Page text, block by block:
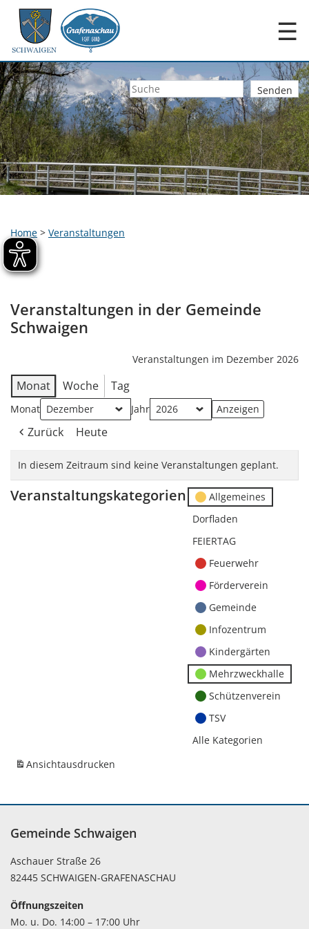
☰
Home > Veranstaltungen
Veranstaltungen in der Gemeinde
Schwaigen
Veranstaltungen im Dezember 2026
Monat Woche Tag
Monat Jahr
Zurück Heute
In diesem Zeitraum sind keine Veranstaltungen geplant.
Veranstaltungskategorien
Allgemeines
Dorfladen
FEIERTAG
Feuerwehr
Förderverein
Gemeinde
Infozentrum
Kindergärten
Mehrzweckhalle
Schützenverein
TSV
Alle Kategorien
Ansichtausdrucken
Gemeinde Schwaigen
Aschauer Straße 26
82445 SCHWAIGEN-GRAFENASCHAU
Öffnungszeiten
Mo. u. Do. 14:00 – 17:00 Uhr